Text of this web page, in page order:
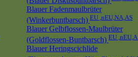
Blauer Fadenmaulbrüter
(Winkerbuntbarsch) EU ,nEU,NA,AS
Blauer Gelbflossen-Maulbrüter
(Goldflossen-Buntbarsch) EU
Blauer Heringscichlide